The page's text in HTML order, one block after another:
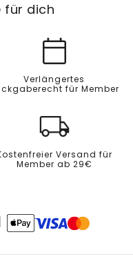
für dich
Verlängertes
für Member
Versand für
Member ab 29€